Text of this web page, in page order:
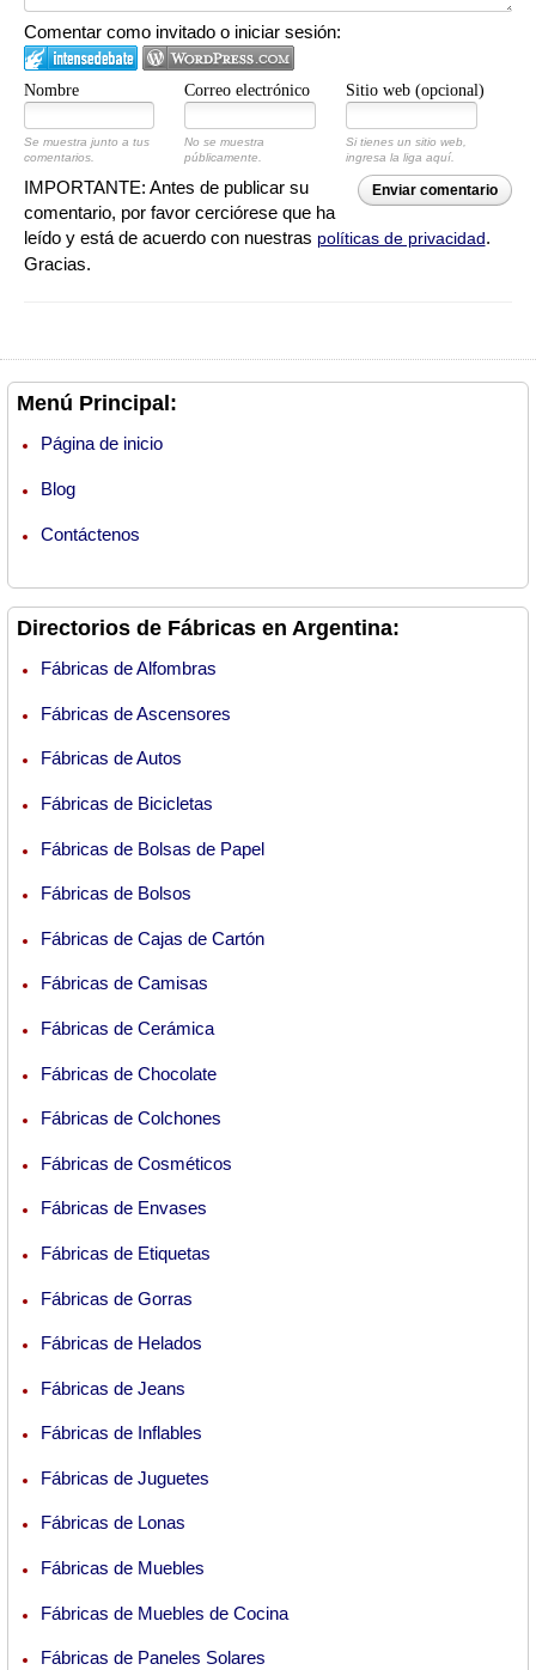
Comentar como invitado o iniciar sesión:
Nombre Correo electrónico Sitio web (opcional)
Se muestra junto a tus
comentarios.
No se muestra
públicamente.
Si tienes un sitio web,
ingresa la liga aquí.
Enviar comentario
IMPORTANTE: Antes de publicar su
comentario, por favor cerciórese que ha
leído y está de acuerdo con nuestras políticas de privacidad.
Gracias.
Menú Principal:
Página de inicio
Blog
Contáctenos
Directorios de Fábricas en Argentina:
Fábricas de Alfombras
Fábricas de Ascensores
Fábricas de Autos
Fábricas de Bicicletas
Fábricas de Bolsas de Papel
Fábricas de Bolsos
Fábricas de Cajas de Cartón
Fábricas de Camisas
Fábricas de Cerámica
Fábricas de Chocolate
Fábricas de Colchones
Fábricas de Cosméticos
Fábricas de Envases
Fábricas de Etiquetas
Fábricas de Gorras
Fábricas de Helados
Fábricas de Jeans
Fábricas de Inflables
Fábricas de Juguetes
Fábricas de Lonas
Fábricas de Muebles
Fábricas de Muebles de Cocina
Fábricas de Paneles Solares